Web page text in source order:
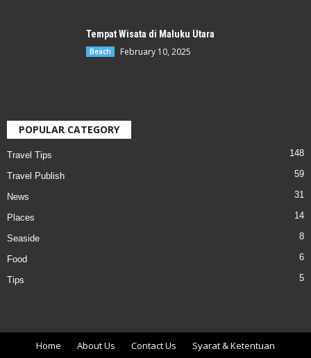
Tempat Wisata di Maluku Utara
Beach February 10, 2025
POPULAR CATEGORY
Travel Tips 148
Travel Publish 59
News 31
Places 14
Seaside 8
Food 6
Tips 5
Home About Us Contact Us Syarat & Ketentuan